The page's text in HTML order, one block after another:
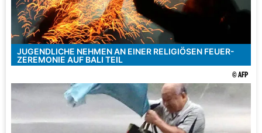
JUGENDLICHE NEHMEN AN EINER RELIGIÖSEN FEUER-
ZEREMONIE AUF BALI TEIL
© AFP